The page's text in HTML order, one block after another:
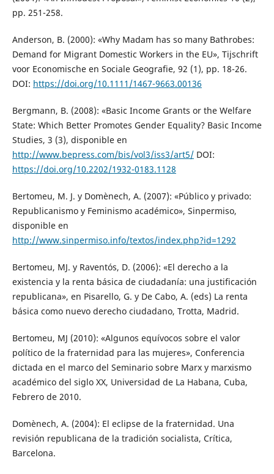
pp. 251-258.
Anderson, B. (2000): «Why Madam has so many Bathrobes:
Demand for Migrant Domestic Workers in the EU», Tijschrift
voor Economische en Sociale Geografie, 92 (1), pp. 18-26.
DOI: https://doi.org/10.1111/1467-9663.00136
Bergmann, B. (2008): «Basic Income Grants or the Welfare
State: Which Better Promotes Gender Equality? Basic Income
Studies, 3 (3), disponible en
http://www.bepress.com/bis/vol3/iss3/art5/DOI:
https://doi.org/10.2202/1932-0183.1128
Bertomeu, M. J. y Domènech, A. (2007): «Público y privado:
Republicanismo y Feminismo académico», Sinpermiso,
disponible en
http://www.sinpermiso.info/textos/index.php?id=1292
Bertomeu, MJ. y Raventós, D. (2006): «El derecho a la
existencia y la renta básica de ciudadanía: una justificación
republicana», en Pisarello, G. y De Cabo, A. (eds) La renta
básica como nuevo derecho ciudadano, Trotta, Madrid.
Bertomeu, MJ (2010): «Algunos equívocos sobre el valor
político de la fraternidad para las mujeres», Conferencia
dictada en el marco del Seminario sobre Marx y marxismo
académico del siglo XX, Universidad de La Habana, Cuba,
Febrero de 2010.
Domènech, A. (2004): El eclipse de la fraternidad. Una
revisión republicana de la tradición socialista, Crítica,
Barcelona.